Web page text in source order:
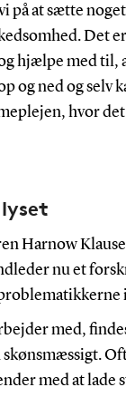
på at sætte
Det
hjælpe med til,
og ned og selv
hvor
Harnow
nu et
med,
med at lade